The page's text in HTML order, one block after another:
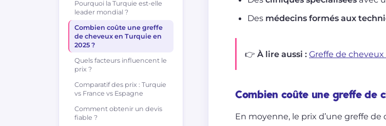
Pourquoi la Turquie est-elle
leader mondial ?
Combien coûte une greffe
de cheveux en Turquie en
2025 ?
Quels facteurs influencent le
prix ?
Comparatif des prix : Turquie
vs France vs Espagne
Comment obtenir un devis
fiable ?
Des médecins formés aux
👉 À lire aussi : Greffe de
Combien coûte une greffe de
En moyenne, le prix d’une greffe